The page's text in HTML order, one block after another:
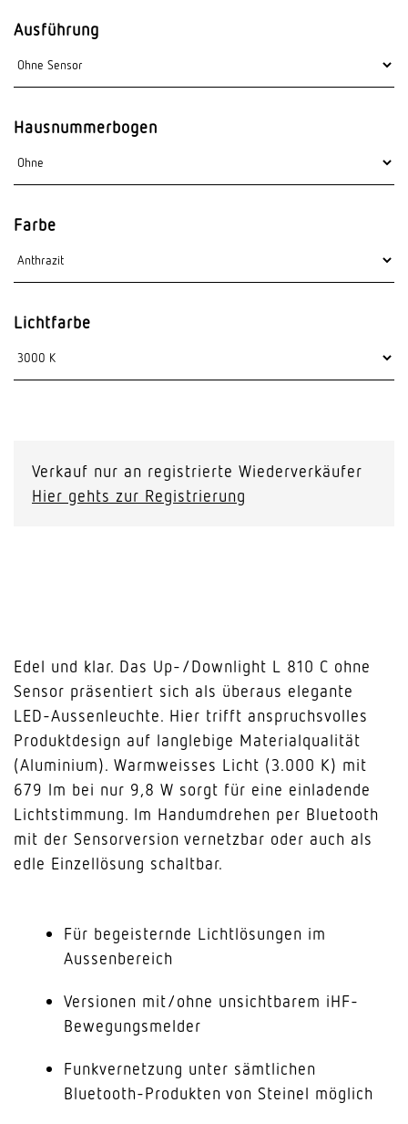
Ausführung
Hausnummerbogen
Farbe
Lichtfarbe
Verkauf nur an registrierte Wiederverkäufer
Hier gehts zur Registrierung
Edel und klar. Das Up-/Downlight L 810 C ohne
Sensor präsentiert sich als überaus elegante
LED-Aussenleuchte. Hier trifft anspruchsvolles
Produktdesign auf langlebige Materialqualität
(Aluminium). Warmweisses Licht (3.000 K) mit
679 lm bei nur 9,8 W sorgt für eine einladende
Lichtstimmung. Im Handumdrehen per Bluetooth
mit der Sensorversion vernetzbar oder auch als
edle Einzellösung schaltbar.
Für begeisternde Lichtlösungen im
Aussenbereich
Versionen mit/ohne unsichtbarem iHF-
Bewegungsmelder
Funkvernetzung unter sämtlichen
Bluetooth-Produkten von Steinel möglich